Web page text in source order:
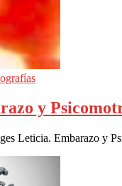
y
Leticia. Embarazo y